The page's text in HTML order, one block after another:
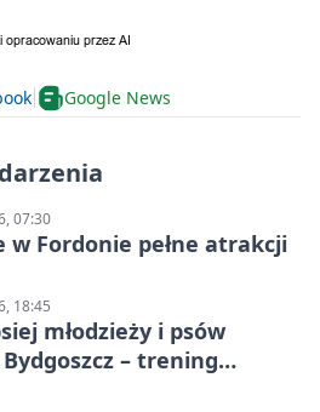
Google News
07:30
w Fordonie pełne atrakcji
18:45
młodzieży i psów
– trening